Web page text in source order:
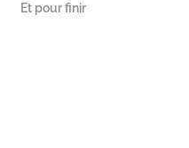
Et pour finir